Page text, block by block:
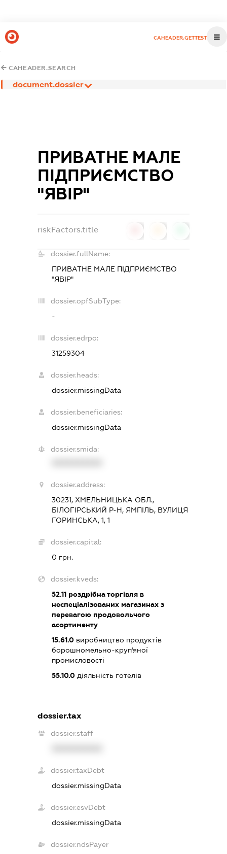
CAHEADER.GETTEST
CAHEADER.SEARCH
document.dossier
ПРИВАТНЕ МАЛЕ
ПІДПРИЄМСТВО
"ЯВІР"
riskFactors.title
dossier.fullName:
ПРИВАТНЕ МАЛЕ ПІДПРИЄМСТВО
"ЯВІР"
dossier.opfSubType:
-
dossier.edrpo:
31259304
dossier.heads:
dossier.missingData
dossier.beneficiaries:
dossier.missingData
dossier.smida:
dossier.address:
30231, ХМЕЛЬНИЦЬКА ОБЛ.,
БІЛОГІРСЬКИЙ Р-Н, ЯМПІЛЬ, ВУЛИЦЯ
ГОРИНСЬКА, 1, 1
dossier.capital:
0 грн.
dossier.kveds:
52.11 роздрібна торгівля в
неспеціалізованих магазинах з
перевагою продовольчого
асортименту
15.61.0 виробництво продуктів
борошномельно-круп'яної
промисловості
55.10.0 діяльність готелів
dossier.tax
dossier.staff
dossier.taxDebt
dossier.missingData
dossier.esvDebt
dossier.missingData
dossier.ndsPayer